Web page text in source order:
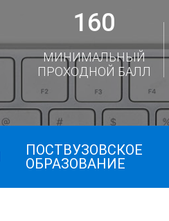
160
МИНИМАЛЬНЫЙ
ПРОХОДНОЙ БАЛЛ
ПОСТВУЗОВСКОЕ
ОБРАЗОВАНИЕ